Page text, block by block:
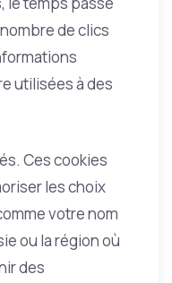
de clics
utilisées à des
Ces cookies
les choix
votre nom
ou la région où
des